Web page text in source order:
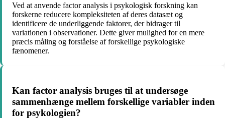
Ved at anvende factor analysis i psykologisk forskning kan
forskerne reducere kompleksiteten af ​​deres datasæt og
identificere de underliggende faktorer, der bidrager til
variationen i observationer. Dette giver mulighed for en mere
præcis måling og forståelse af forskellige psykologiske
fænomener.
Kan factor analysis bruges til at undersøge
sammenhænge mellem forskellige variabler inden
for psykologien?